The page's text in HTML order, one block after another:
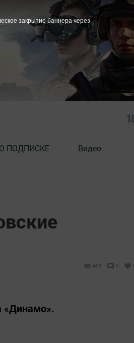
О ПОДПИСКЕ Видео
403 0
«Динамо».
закрытие баннера через